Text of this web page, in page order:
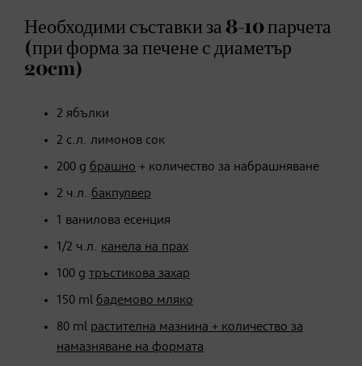
Необходими съставки за 8-10 парчета
(при форма за печене с диаметър
20cm)
2 ябълки
​2 с.л. лимонов сок
200 g брашно + количество за набрашняване
2 ч.л. бакпулвер
1 ванилова есенция
1/2 ч.л. канела на прах
100 g тръстикова захар
150 ml бадемово мляко
80 ml растителна мазнина + количество за
намазняване на формата